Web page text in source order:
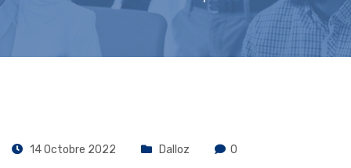
14 Octobre 2022 Dalloz 0